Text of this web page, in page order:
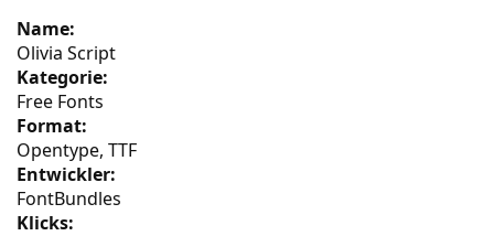
Name:
Olivia Script
Kategorie:
Free Fonts
Format:
Opentype, TTF
Entwickler:
FontBundles
Klicks: